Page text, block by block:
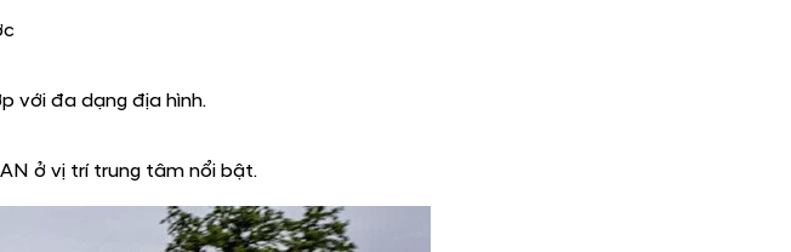
nghĩa chính xác của việc tái tạo lại bản